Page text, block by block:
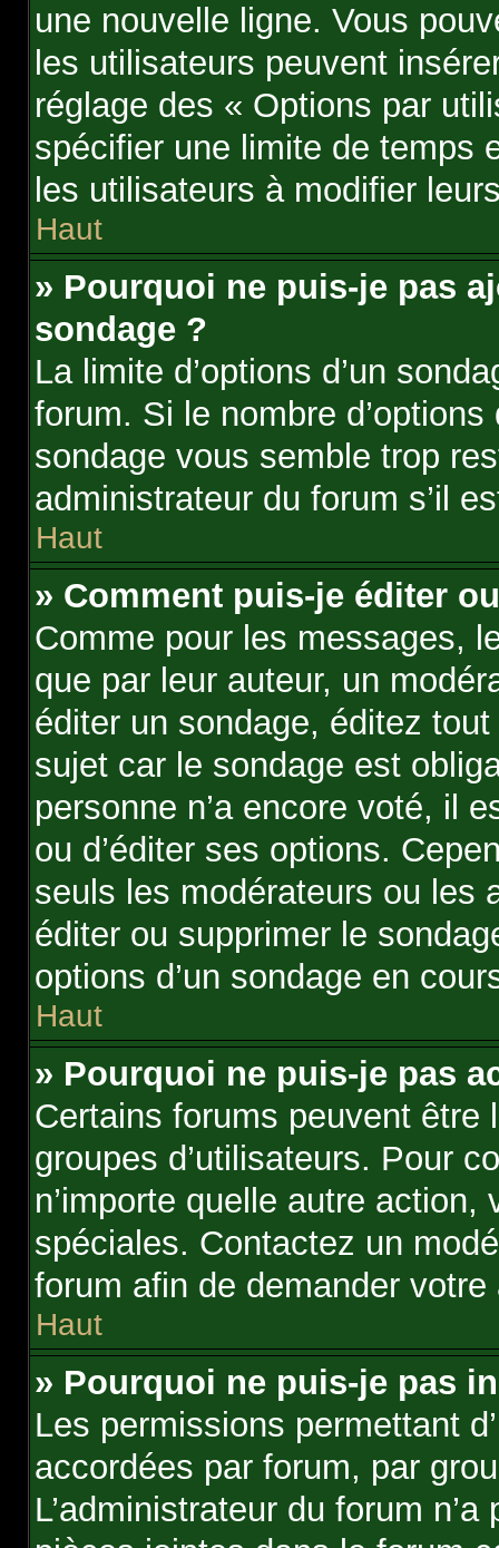
une nouvelle ligne. Vous
les utilisateurs peuvent
réglage des « Options par
spécifier une limite de temps
les utilisateurs à modifier
Haut
» Pourquoi ne puis-je pas
sondage ?
La limite d’options d’un
forum. Si le nombre
sondage vous semble trop
administrateur du forum s’il
Haut
» Comment puis-je éditer
Comme pour les messages,
que par leur auteur, un
éditer un sondage, éditez
sujet car le sondage est
personne n’a encore voté, il
ou d’éditer ses options.
seuls les modérateurs ou les
éditer ou supprimer le
options d’un sondage en
Haut
» Pourquoi ne puis-je pas
Certains forums peuvent
groupes d’utilisateurs. Pour
n’importe quelle autre
spéciales. Contactez un
forum afin de demander votre
Haut
» Pourquoi ne puis-je pas
Les permissions permettant
accordées par forum, par
L’administrateur du forum